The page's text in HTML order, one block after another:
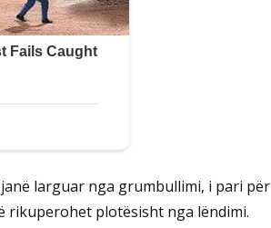
larguar nga grumbullimi, i pari për
rikuperohet plotësisht nga lëndimi.